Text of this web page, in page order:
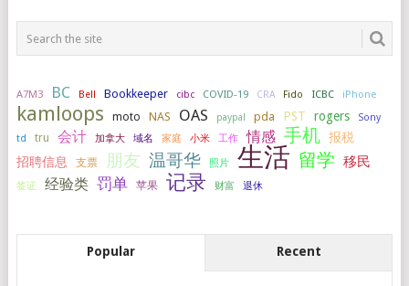
A7M3 BC Bell Bookkeeper cibc COVID-19 CRA Fido ICBC iPhone
kamloops moto NAS OAS paypal pda PST rogers
Sony
td
tru 会计 加拿大 域名 家庭 小米 工作 情感 手机 报税
招聘信息
支票 朋友 温哥华 照片 生活 留学 移民
签证 经验类 罚单 苹果 记录 财富 退休
Popular Recent